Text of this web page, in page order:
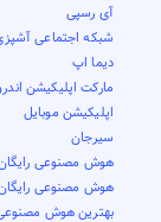
آی رسپی
شبکه اجتماعی
دیما اپ
مارکت اپلیکیشن
اپلیکیشن موبایل
سیرجان
هوش مصنوعی
هوش مصنوعی رایگان
بهترین هوش